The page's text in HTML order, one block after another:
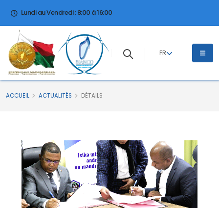
Lundi au Vendredi : 8:00 à 16:00
FR
ACCUEIL ACTUALITÉS DÉTAILS